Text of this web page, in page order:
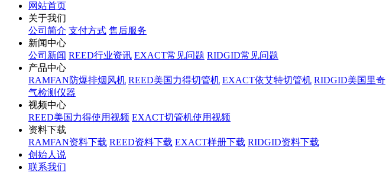
网站首页
关于我们
公司简介 支付方式 售后服务
新闻中心
公司新闻 REED行业资讯 EXACT常见问题 RIDGID常见问题
产品中心
RAMFAN防爆排烟风机 REED美国力得切管机 EXACT依艾特切管机 RIDGID美国里奇
气检测仪器
视频中心
REED美国力得使用视频 EXACT切管机使用视频
资料下载
RAMFAN资料下载 REED资料下载 EXACT样册下载 RIDGID资料下载
创始人说
联系我们